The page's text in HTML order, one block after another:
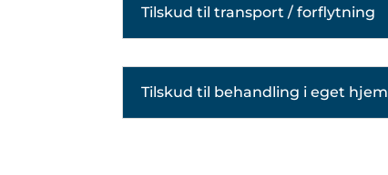
Tilskud til transport / forflytning
Tilskud til behandling i eget hjem